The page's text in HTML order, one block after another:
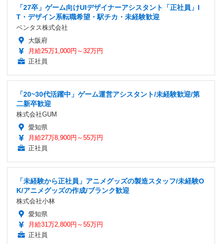
「27卒」ゲーム向けUIデザイナーアシスタント「正社員」I
T・デザイン系転職希望・駅チカ・未経験歓迎
ベンタス株式会社
大阪府
月給25万1,000円～32万円
正社員
「20~30代活躍中」ゲーム運営アシスタント/未経験歓迎/第
二新卒歓迎
株式会社GUM
愛知県
月給27万8,900円～55万円
正社員
「未経験から正社員」アニメグッズの製造スタッフ/未経験O
K/アニメグッズの作成/ブランク歓迎
株式会社小林
愛知県
月給31万2,800円～55万円
正社員